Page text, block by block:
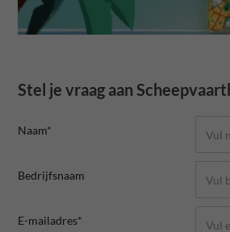
Stel je vraag aan
Naam*
Bedrijfsnaam
E-mailadres*